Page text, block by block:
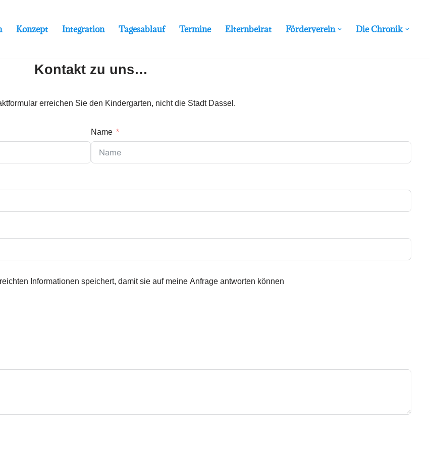
Konzept Integration Tagesablauf Termine Elternbeirat Förderverein Die Chronik
Kontakt zu uns…
erreichen Sie den Kindergarten, nicht die Stadt Dassel.
Name
Informationen speichert, damit sie auf meine Anfrage antworten können